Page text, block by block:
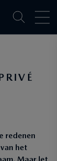
redenen
het